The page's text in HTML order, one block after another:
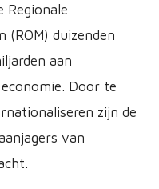
Regionale
(ROM) duizenden
aan
Door te
zijn de
van